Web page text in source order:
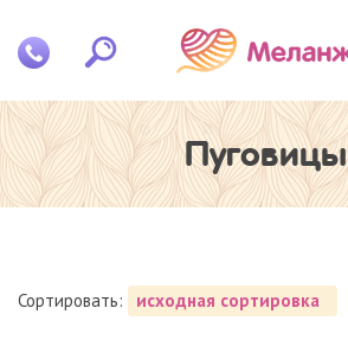
Пуговицы
Сортировать: исходная сортировка